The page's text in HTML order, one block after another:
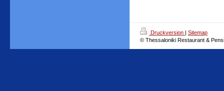
Druckversion | Sitemap
© Thessaloniki Restaurant &